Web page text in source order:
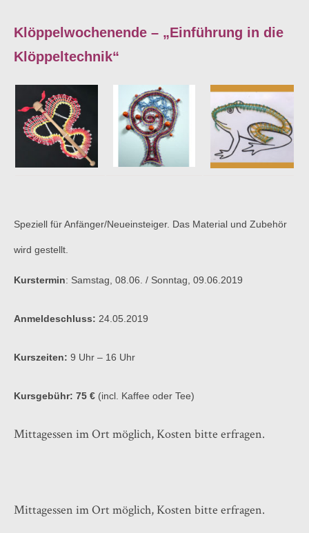
Klöppelwochenende – „Einführung in die
Klöppeltechnik“
Speziell für Anfänger/Neueinsteiger. Das Material und Zubehör
wird gestellt.
Kurstermin: Samstag, 08 .06. / Sonntag, 09.06.2019
Anmeldeschluss: 24.05.2019
Kurszeiten: 9 Uhr – 16 Uhr
Kursgebühr: 75 € (incl. Kaffee oder Tee)
Mittagessen im Ort möglich, Kosten bitte erfragen.
Mittagessen im Ort möglich, Kosten bitte erfragen.